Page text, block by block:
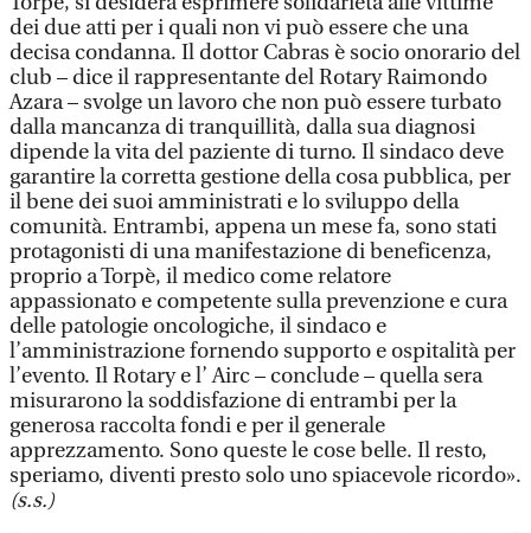
dei due atti per i quali non vi può essere che una
decisa condanna. Il dottor Cabras è socio onorario del
club – dice il rappresentante del Rotary Raimondo
Azara – svolge un lavoro che non può essere turbato
dalla mancanza di tranquillità, dalla sua diagnosi
dipende la vita del paziente di turno. Il sindaco deve
garantire la corretta gestione della cosa pubblica, per
il bene dei suoi amministrati e lo sviluppo della
comunità. Entrambi, appena un mese fa, sono stati
protagonisti di una manifestazione di beneficenza,
proprio a Torpè, il medico come relatore
appassionato e competente sulla prevenzione e cura
delle patologie oncologiche, il sindaco e
l’amministrazione fornendo supporto e ospitalità per
l’evento. Il Rotary e l’ Airc – conclude – quella sera
misurarono la soddisfazione di entrambi per la
generosa raccolta fondi e per il generale
apprezzamento. Sono queste le cose belle. Il resto,
speriamo, diventi presto solo uno spiacevole ricordo».
(s.s.)